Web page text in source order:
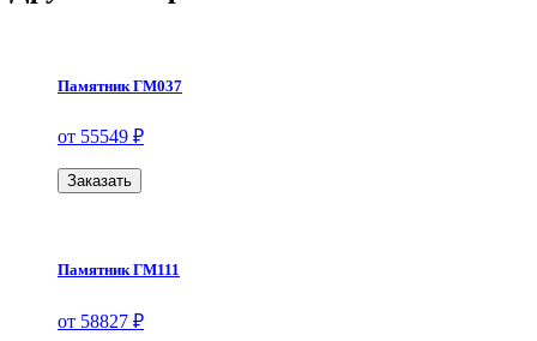
Памятник ГМ037
от 55549 ₽
Заказать
Памятник ГМ111
от 58827 ₽